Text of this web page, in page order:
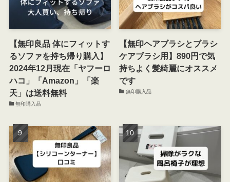
【無印良品 体にフィットす
るソファを持ち帰り購入】
2024年12月現在「ヤフーロ
ハコ」「Amazon」「楽
天」は送料無料
無印購入品
【無印ヘアブラシとブラシ
ケアブラシ用】890円で気
持ちよく髪綺麗にオススメ
です
無印購入品